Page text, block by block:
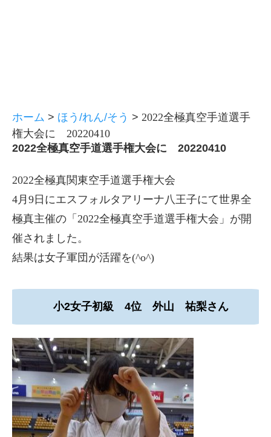
ホーム > ほう/れん/そう > 2022全極真空手道選手
権大会に 20220410
2022全極真空手道選手権大会に 20220410
2022全極真関東空手道選手権大会
4月9日にエスフォルタアリーナ八王子にて世界全
極真主催の「2022全極真空手道選手権大会」が開
催されました。
結果は女子軍団が活躍を(^o^)
小2女子初級 4位 外山 祐梨さん